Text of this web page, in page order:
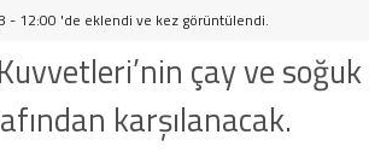
- 12:00 'de eklendi ve kez görüntülendi.
çay ve
karşılanacak.